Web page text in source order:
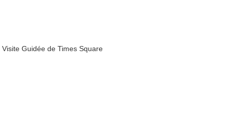
Visite Guidée de Times Square